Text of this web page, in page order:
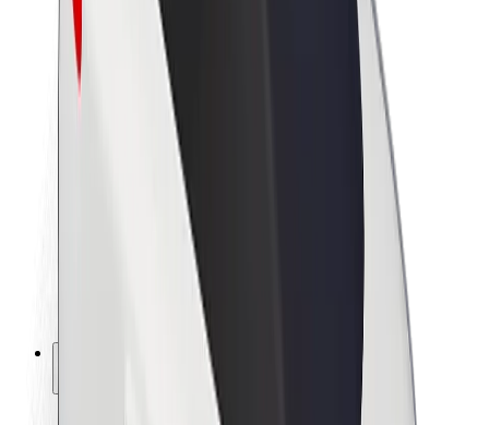
Nyhetsrom
Retningslinjer for varemerke
Investorrelasjoner
Sikkerhet for passasjer